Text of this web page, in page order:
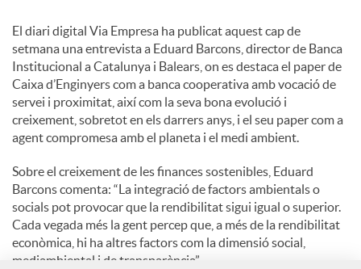
El diari digital Via Empresa ha publicat aquest cap de
setmana una entrevista a Eduard Barcons, director de Banca
Institucional a Catalunya i Balears, on es destaca el paper de
Caixa d’Enginyers com a banca cooperativa amb vocació de
servei i proximitat, així com la seva bona evolució i
creixement, sobretot en els darrers anys, i el seu paper com a
agent compromesa amb el planeta i el medi ambient.
Sobre el creixement de les finances sostenibles, Eduard
Barcons comenta: “La integració de factors ambientals o
socials pot provocar que la rendibilitat sigui igual o superior.
Cada vegada més la gent percep que, a més de la rendibilitat
econòmica, hi ha altres factors com la dimensió social,
mediambiental i de transparència”.